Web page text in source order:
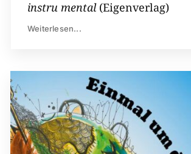
instru mental(Eigenverlag)
Weiterlesen...